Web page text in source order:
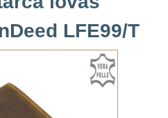
LFE99/T